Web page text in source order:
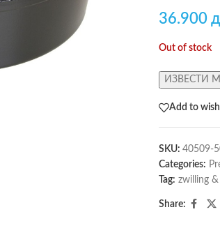
36.900
Out of stock
ИЗВЕСТИ
Add to
SKU: 40509-
Categories:
Tag: zwilling
Share: